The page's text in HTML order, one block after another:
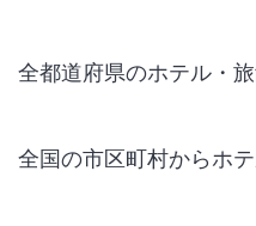
全都道府県のホテル・
全国の市区町村からホ